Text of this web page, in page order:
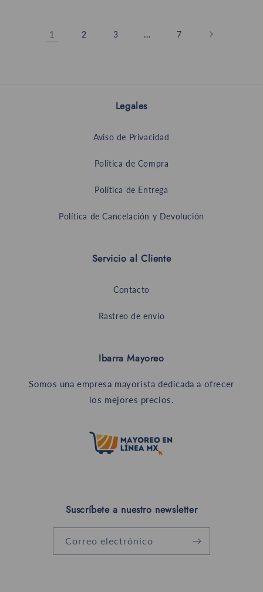
1 2 3 … 7
Legales
Aviso de Privacidad
Política de Compra
Política de Entrega
Política de Cancelación y Devolución
Servicio al Cliente
Contacto
Rastreo de envío
Ibarra Mayoreo
Somos una empresa mayorista dedicada a ofrecer
los mejores precios.
Suscríbete a nuestro newsletter
Correo electrónico